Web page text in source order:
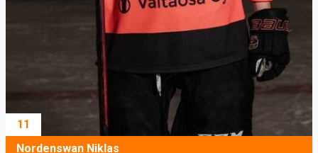
11
Nordenswan Niklas